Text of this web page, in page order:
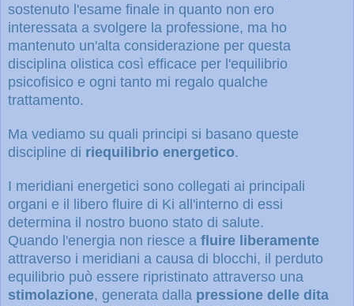
sostenuto l'esame finale in quanto non ero
interessata a svolgere la professione, ma ho
mantenuto un'alta considerazione per questa
disciplina olistica così efficace per l'equilibrio
psicofisico e ogni tanto mi regalo qualche
trattamento.
Ma vediamo su quali principi si basano queste
discipline di riequilibrio energetico.
I meridiani energetici sono collegati ai principali
organi e il libero fluire di Ki all'interno di essi
determina il nostro buono stato di salute.
Quando l'energia non riesce a fluire liberamente
attraverso i meridiani a causa di blocchi, il perduto
equilibrio può essere ripristinato attraverso una
stimolazione, generata dalla pressione delle dita